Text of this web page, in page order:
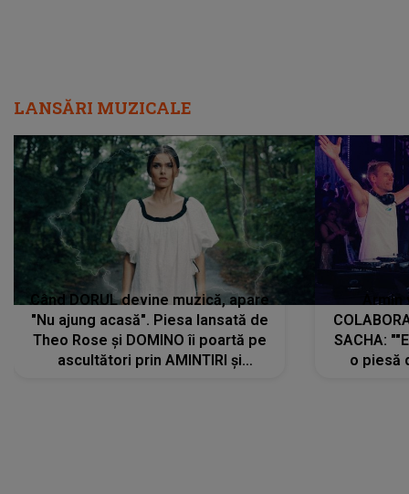
LANSĂRI MUZICALE
Când DORUL devine muzică, apare
"Nu ajung acasă". Piesa lansată de
Theo Rose și DOMINO îi poartă pe
ascultători prin AMINTIRI și
SACHA:
o piesă